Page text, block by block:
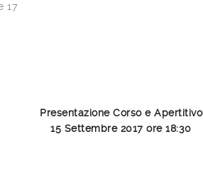
17
Presentazione Corso e Apertitivo
15 Settembre 2017 ore 18:30